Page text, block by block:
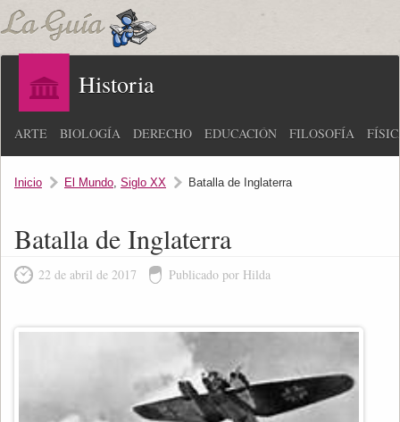
Historia
ARTE BIOLOGÍA DERECHO EDUCACIÓN FILOSOFÍA
Inicio El Mundo, Siglo XX Batalla de Inglaterra
Batalla de Inglaterra
22 de abril de 2017 Publicado por Hilda